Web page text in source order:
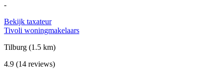
-
Bekijk taxateur
Tivoli woningmakelaars
Tilburg (1.5 km)
4.9 (14 reviews)